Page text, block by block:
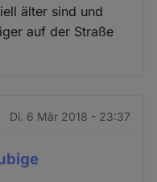
älter sind und
auf der Straße
Di. 6 Mär 2018 - 23:37